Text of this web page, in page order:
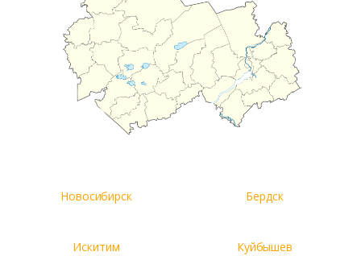
Новосибирск Бердск
Искитим Куйбышев